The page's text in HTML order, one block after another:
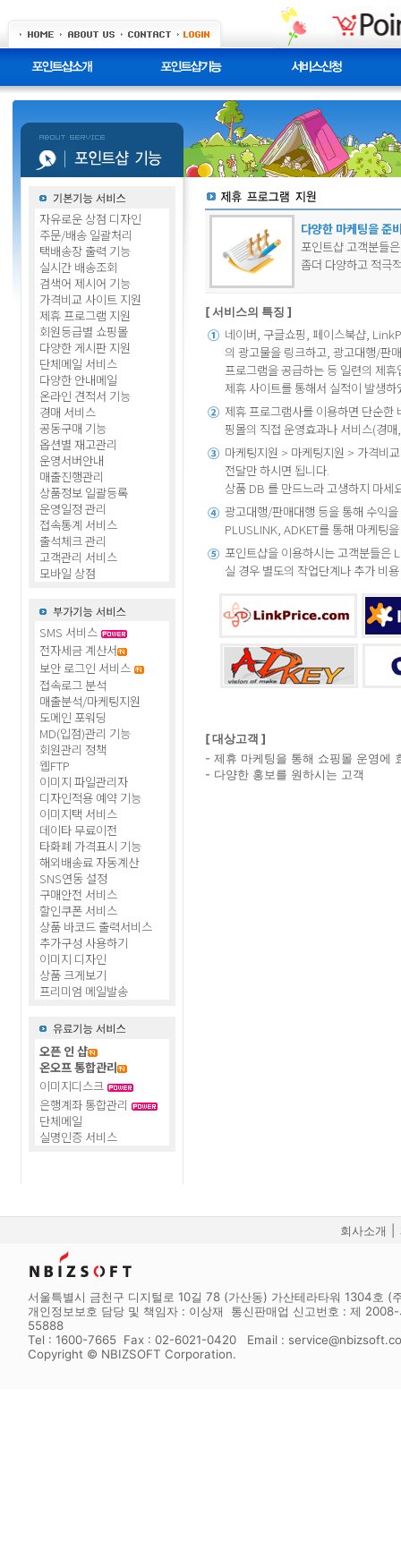
자유로운 상점 디자인
주문/배송 일괄처리
택배송장 출력 기능
실시간 배송조회
검색어 제시어 기능
가격비교 사이트 지원
제휴 프로그램 지원
회원등급별 쇼핑몰
다양한 게시판 지원
단체메일 서비스
다양한 안내메일
온라인 견적서 기능
경매 서비스
공동구매 기능
옵션별 재고관리
운영서버안내
매출진행관리
상품정보 일괄등록
운영일정 관리
접속통계 서비스
출석체크 관리
고객관리 서비스
모바일 상점
SMS 서비스
전자세금 계산서
보안 로그인 서비스
접속로그 분석
매출분석/마케팅지원
도메인 포워딩
MD(입점)관리 기능
회원관리 정책
웹FTP
이미지 파일관리자
디자인적용 예약 기능
이미지택 서비스
데이타 무료이전
타화폐 가격표시 기능
해외배송료 자동계산
SNS연동 설정
구매안전 서비스
할인쿠폰 서비스
상품 바코드 출력서비스
추가구성 사용하기
이미지 디자인
상품 크게보기
프리미엄 메일발송
오픈 인 샵
온오프 통합관리
이미지디스크
은행계좌 통합관리
단체메일
실명인증 서비스
다양한 마케팅을 준
포인트샵 고객분들
좀더 다양하고 적극
[ 서비스의 특징 ]
① 네이버, 구글쇼핑, 페이스북샵,
의 광고물을 링크하고, 광고대행/판
프로그램을 공급하는 등 일련의 제
제휴 사이트를 통해서 실적이 발생
② 제휴 프로그램사를 이용하면 단순
핑몰의 직접 운영효과나 서비스(경
③ 마케팅지원 > 마케팅지원 > 가격비
전달만 하시면 됩니다.
상품 DB 를 만드느라 고생하지 마세
④ 광고대행/판매대행 등을 통해 수익
PLUSLINK, ADKET를 통해 마케팅
⑤ 포인트샵을 이용하시는 고객분들
실 경우 별도의 작업단계나 추가 비
[ 대상고객 ]
- 제휴 마케팅을 통해 쇼핑몰 운영에
- 다양한 홍보를 원하시는 고객
회사소개
서울특별시 금천구 디지털로 10길 78 (가산동) 가산테라타워 1304호 (
개인정보보호 담당 및 책임자 : 이상재 통신판매업 신고번호 : 제
55888
Tel : 1600-7665 Fax : 02-6021-0420 Email :
Copyright © NBIZSOFT Corporation.